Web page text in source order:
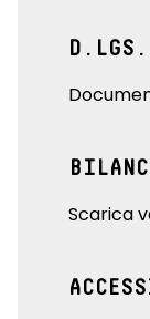
Scarica